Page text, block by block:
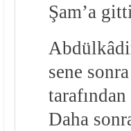
Şam’a
sene
Daha